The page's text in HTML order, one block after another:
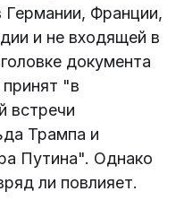
Германии, Франции,
и не входящей в
документа
"в
встречи
Трампа и
Путина". Однако
ли повлияет.